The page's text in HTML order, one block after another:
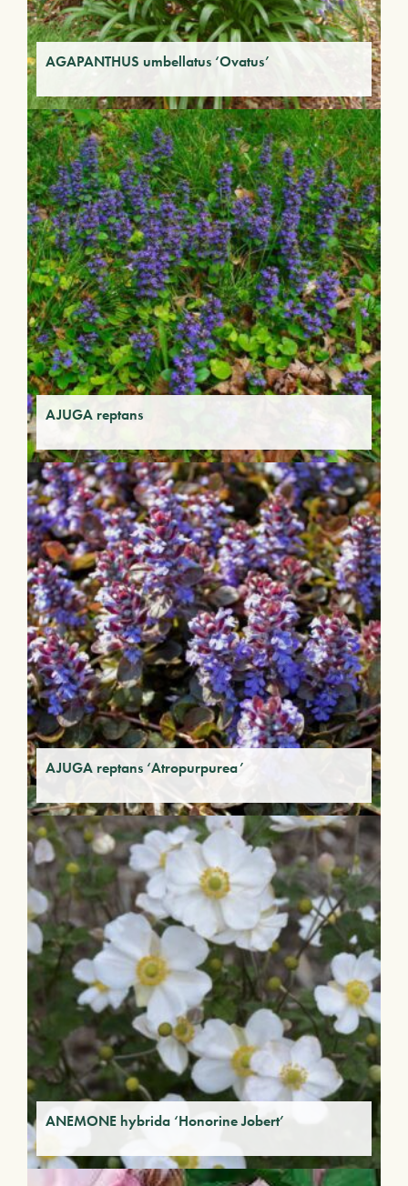
AGAPANTHUS umbellatus ‘Ovatus’
AJUGA reptans
AJUGA reptans ‘Atropurpurea’
ANEMONE hybrida ‘Honorine Jobert’